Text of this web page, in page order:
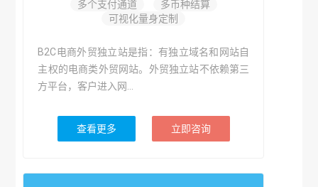
多个支付通道
多币种结算
可视化量身定制
B2C电商外贸独立站是指：有独立域名和网站自
主权的电商类外贸网站。外贸独立站不依赖第三
方平台，客户进入网...
查看更多 立即咨询